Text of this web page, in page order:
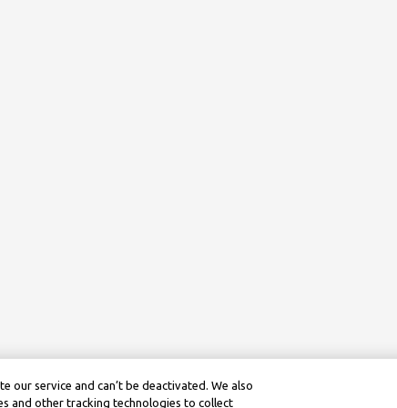
our service and can’t be deactivated. We also
and other tracking technologies to collect